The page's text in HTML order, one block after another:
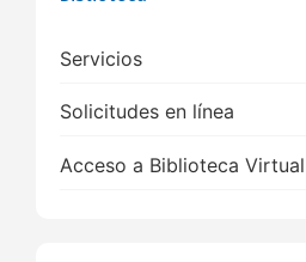
Servicios
Solicitudes en línea
Acceso a Biblioteca Virtual